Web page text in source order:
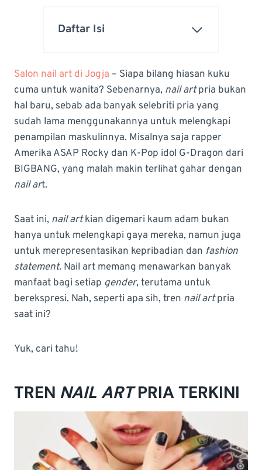
Daftar Isi
Salon nail art di Jogja – Siapa bilang hiasan kuku
cuma untuk wanita? Sebenarnya, nail artpria bukan
hal baru, sebab ada banyak selebriti pria yang
sudah lama menggunakannya untuk melengkapi
penampilan maskulinnya. Misalnya saja rapper
Amerika ASAP Rocky dan K-Pop idol G-Dragon dari
BIGBANG, yang malah makin terlihat gahar dengan
nail art.
Saat ini, nail artkian digemari kaum adam bukan
hanya untuk melengkapi gaya mereka, namun juga
untuk merepresentasikan kepribadian dan fashion
statement. Nail art memang menawarkan banyak
manfaat bagi setiap gender, terutama untuk
berekspresi. Nah, seperti apa sih, tren nail artpria
saat ini?
Yuk, cari tahu!
TREN NAIL ARTPRIA TERKINI